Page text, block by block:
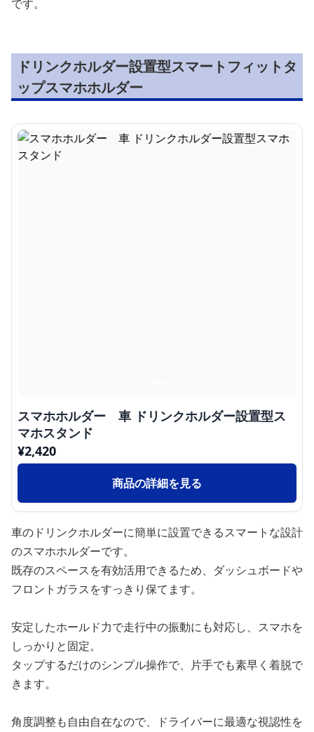
です。
ドリンクホルダー設置型スマートフィットタ
ップスマホホルダー
スマホホルダー 車 ドリンクホルダー設置型ス
マホスタンド
¥2,420
商品の詳細を見る
車のドリンクホルダーに簡単に設置できるスマートな設計
のスマホホルダーです。
既存のスペースを有効活用できるため、ダッシュボードや
フロントガラスをすっきり保てます。
安定したホールド力で走行中の振動にも対応し、スマホを
しっかりと固定。
タップするだけのシンプル操作で、片手でも素早く着脱で
きます。
角度調整も自由自在なので、ドライバーに最適な視認性を